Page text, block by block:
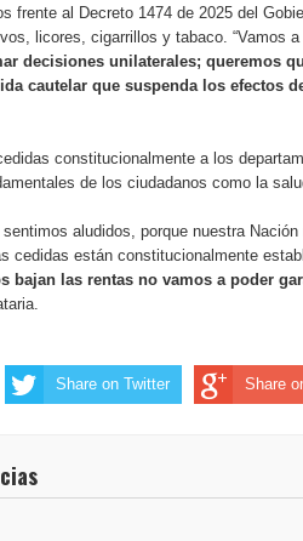
Juan de Dios del Centro
/ Pereira avanza con
/ Estas son las
en Marquetalia
/ Despliegue de
para la posesión presidencial
/ RISARALDA /
/ DOSQUEBRADAS
frente al Decreto 1474 de 2025 del
licores, cigarrillos y tabaco. “Vamos
decisiones unilaterales; queremos
cautelar que suspenda los efectos
constitucionalmente a los
de los ciudadanos como la
sentimos aludidos, porque nuestra
cedidas están constitucionalmente
bajan las rentas no vamos a poder
Share on Twitter Share